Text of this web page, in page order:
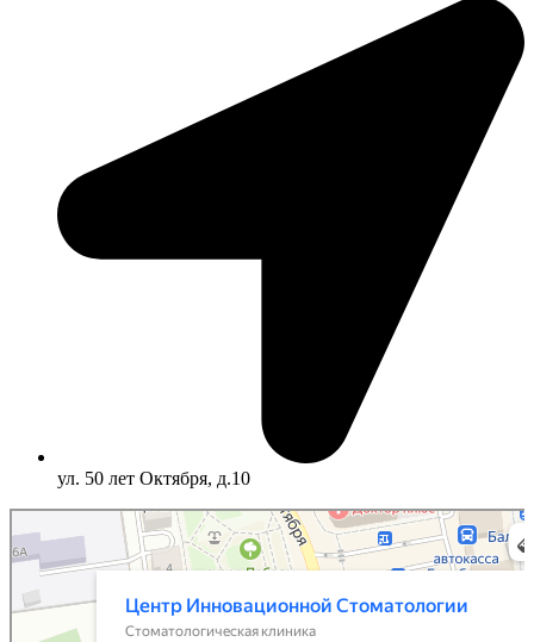
ул. 50 лет Октября, д.10
Центр Инновационной Стоматологии
Стоматологическая клиника в Балабаново